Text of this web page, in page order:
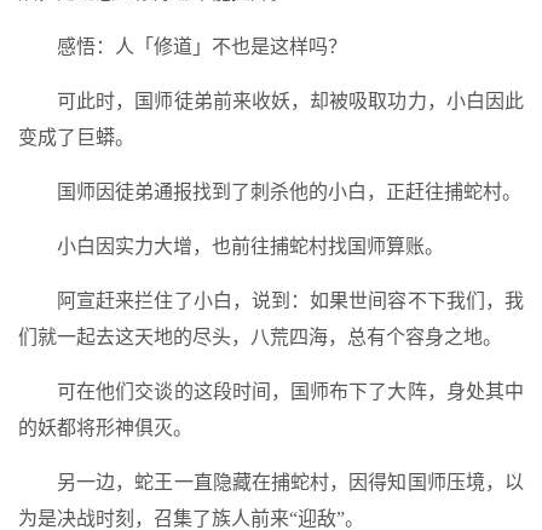
感悟：人「修道」不也是这样吗？
可此时，国师徒弟前来收妖，却被吸取功力，小白因此
变成了巨蟒。
国师因徒弟通报找到了刺杀他的小白，正赶往捕蛇村。
小白因实力大增，也前往捕蛇村找国师算账。
阿宣赶来拦住了小白，说到：如果世间容不下我们，我
们就一起去这天地的尽头，八荒四海，总有个容身之地。
可在他们交谈的这段时间，国师布下了大阵，身处其中
的妖都将形神俱灭。
另一边，蛇王一直隐藏在捕蛇村，因得知国师压境，以
为是决战时刻，召集了族人前来“迎敌”。